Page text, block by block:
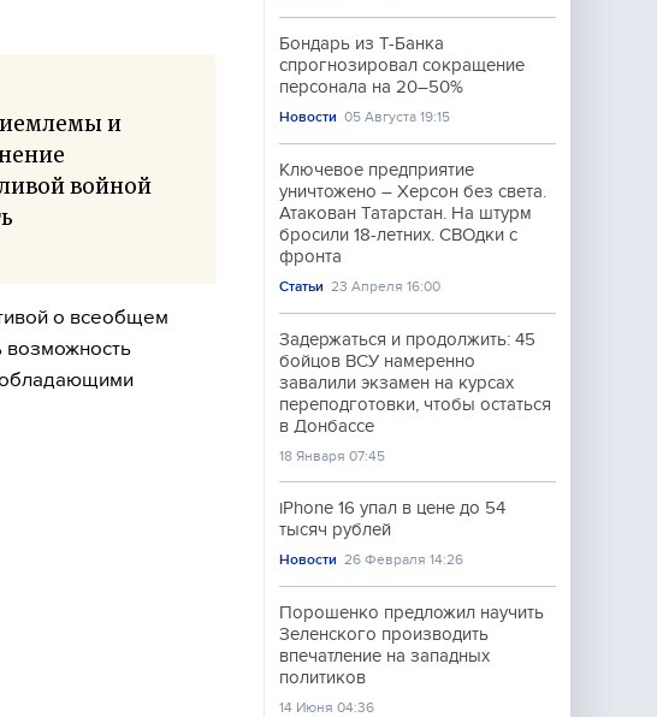
и
войной
о всеобщем
возможность
обладающими
Бондарь из Т-Банка
спрогнозировал сокращение
персонала на 20–50%
Новости 05 Августа 19:15
Ключевое предприятие
уничтожено – Херсон без света.
Атакован Татарстан. На штурм
бросили 18-летних. СВОдки с
фронта
Статьи 23 Апреля 16:00
Задержаться и продолжить: 45
бойцов ВСУ намеренно
завалили экзамен на курсах
переподготовки, чтобы остаться
в Донбассе
18 Января 07:45
iPhone 16 упал в цене до 54
тысяч рублей
Новости 26 Февраля 14:26
Порошенко предложил научить
Зеленского производить
впечатление на западных
политиков
14 Июня 04:36